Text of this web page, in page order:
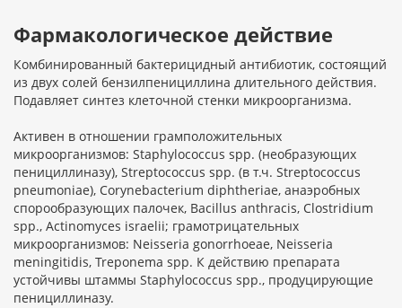
Фармакологическое действие
Комбинированный бактерицидный антибиотик, состоящий
из двух солей бензилпенициллина длительного действия.
Подавляет синтез клеточной стенки микроорганизма.
Активен в отношении грамположительных
микроорганизмов: Staphylococcus spp. (необразующих
пенициллиназу), Streptococcus spp. (в т.ч. Streptococcus
pneumoniae), Corynebacterium diphtheriae, анаэробных
спорообразующих палочек, Bacillus anthracis, Clostridium
spp., Actinomyces israelii; грамотрицательных
микроорганизмов: Neisseria gonorrhoeae, Neisseria
meningitidis, Treponema spp. К действию препарата
устойчивы штаммы Staphylococcus spp., продуцирующие
пенициллиназу.